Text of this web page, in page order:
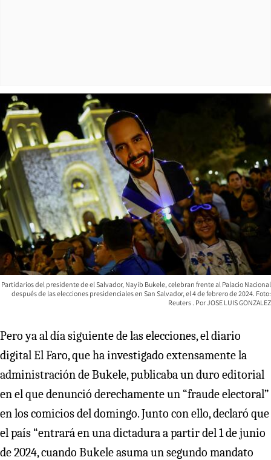
Partidarios del presidente de el Salvador, Nayib Bukele, celebran frente al Palacio Nacional
después de las elecciones presidenciales en San Salvador, el 4 de febrero de 2024. Foto:
Reuters
JOSE LUIS GONZALEZ
Pero ya al día siguiente de las elecciones, el diario
digital El Faro, que ha investigado extensamente la
administración de Bukele, publicaba un duro editorial
en el que denunció derechamente un “fraude electoral”
en los comicios del domingo. Junto con ello, declaró que
el país “entrará en una dictadura a partir del 1 de junio
de 2024, cuando Bukele asuma un segundo mandato